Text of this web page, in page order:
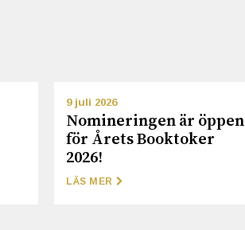
9 juli 2026
Nomineringen är öppen
för Årets Booktoker
2026!
LÄS MER